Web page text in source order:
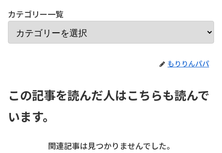
カテゴリー一覧
もりりんパパ
この記事を読んだ人はこちらも読んで
います。
関連記事は見つかりませんでした。